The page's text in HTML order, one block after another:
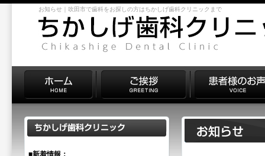
お知らせ｜吹田市で歯科をお探しの方はちかしげ歯科クリニックまで
■新着情報：